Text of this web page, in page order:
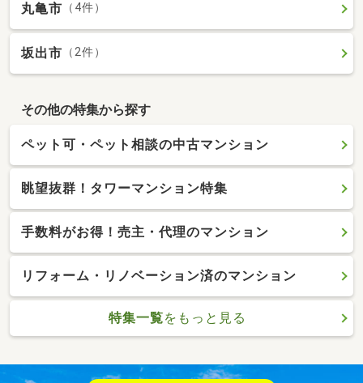
丸亀市 （4件）
坂出市 （2件）
その他の特集から探す
ペット可・ペット相談の中古マンション
眺望抜群！タワーマンション特集
手数料がお得！売主・代理のマンション
リフォーム・リノベーション済のマンション
特集一覧をもっと見る